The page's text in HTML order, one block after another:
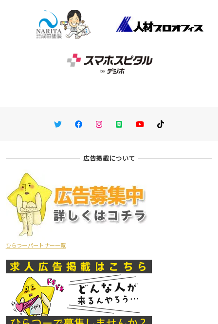
TwitterFacebookInstagram
LINE You TubeTikTok
広告掲載について
ひらつーパートナー一覧